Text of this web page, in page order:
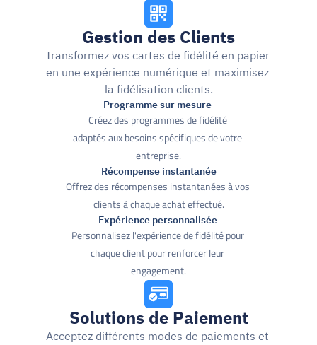
Solutions de Paiement
Acceptez différents modes de paiements et
Gestion des Clients
Transformez vos cartes de fidélité en papier
en une expérience numérique et maximisez
la fidélisation clients.
Programme sur mesure
Créez des programmes de fidélité
adaptés aux besoins spécifiques de votre
entreprise.
Récompense instantanée
Offrez des récompenses instantanées à vos
clients à chaque achat effectué.
Expérience personnalisée
Personnalisez l'expérience de fidélité pour
chaque client pour renforcer leur
engagement.